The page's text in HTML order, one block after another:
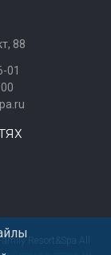
88
01
Resort&Spa All